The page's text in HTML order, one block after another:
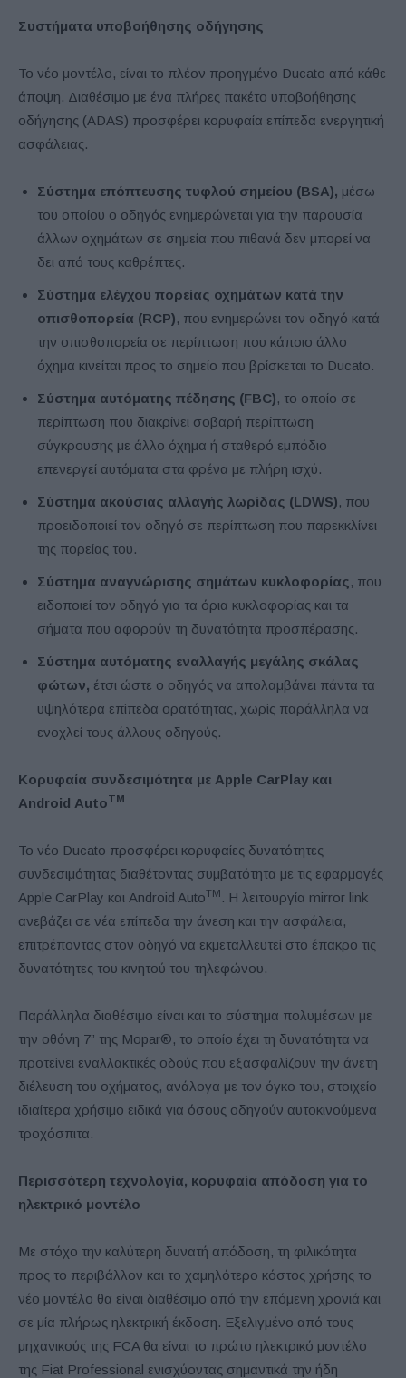
Συστήματα υποβοήθησης οδήγησης
Το νέο μοντέλο, είναι το πλέον προηγμένο Ducato από κάθε
άποψη. Διαθέσιμο με ένα πλήρες πακέτο υποβοήθησης
οδήγησης (ADAS) προσφέρει κορυφαία επίπεδα ενεργητική
ασφάλειας.
Σύστημα επόπτευσης τυφλού σημείου (BSA), μέσω
του οποίου ο οδηγός ενημερώνεται για την παρουσία
άλλων οχημάτων σε σημεία που πιθανά δεν μπορεί να
δει από τους καθρέπτες.
Σύστημα ελέγχου πορείας οχημάτων κατά την
οπισθοπορεία (RCP), που ενημερώνει τον οδηγό κατά
την οπισθοπορεία σε περίπτωση που κάποιο άλλο
όχημα κινείται προς το σημείο που βρίσκεται το Ducato.
Σύστημα αυτόματης πέδησης (FBC), το οποίο σε
περίπτωση που διακρίνει σοβαρή περίπτωση
σύγκρουσης με άλλο όχημα ή σταθερό εμπόδιο
επενεργεί αυτόματα στα φρένα με πλήρη ισχύ.
Σύστημα ακούσιας αλλαγής λωρίδας (LDWS), που
προειδοποιεί τον οδηγό σε περίπτωση που παρεκκλίνει
της πορείας του.
Σύστημα αναγνώρισης σημάτων κυκλοφορίας , που
ειδοποιεί τον οδηγό για τα όρια κυκλοφορίας και τα
σήματα που αφορούν τη δυνατότητα προσπέρασης.
Σύστημα αυτόματης εναλλαγής μεγάλης σκάλας
φώτων, έτσι ώστε ο οδηγός να απολαμβάνει πάντα τα
υψηλότερα επίπεδα ορατότητας, χωρίς παράλληλα να
ενοχλεί τους άλλους οδηγούς.
Κορυφαία συνδεσιμότητα με Apple CarPlay και
Android AutoTM
Το νέο Ducato προσφέρει κορυφαίες δυνατότητες
συνδεσιμότητας διαθέτοντας συμβατότητα με τις εφαρμογές
Apple CarPlay και Android AutoTM . Η λειτουργία mirror link
ανεβάζει σε νέα επίπεδα την άνεση και την ασφάλεια,
επιτρέποντας στον οδηγό να εκμεταλλευτεί στο έπακρο τις
δυνατότητες του κινητού του τηλεφώνου.
Παράλληλα διαθέσιμο είναι και το σύστημα πολυμέσων με
την οθόνη 7” της Mopar®, το οποίο έχει τη δυνατότητα να
προτείνει εναλλακτικές οδούς που εξασφαλίζουν την άνετη
διέλευση του οχήματος, ανάλογα με τον όγκο του, στοιχείο
ιδιαίτερα χρήσιμο ειδικά για όσους οδηγούν αυτοκινούμενα
τροχόσπιτα.
Περισσότερη τεχνολογία, κορυφαία απόδοση για το
ηλεκτρικό μοντέλο
Με στόχο την καλύτερη δυνατή απόδοση, τη φιλικότητα
προς το περιβάλλον και το χαμηλότερο κόστος χρήσης το
νέο μοντέλο θα είναι διαθέσιμο από την επόμενη χρονιά και
σε μία πλήρως ηλεκτρική έκδοση. Εξελιγμένο από τους
μηχανικούς της FCA θα είναι το πρώτο ηλεκτρικό μοντέλο
της Fiat Professional ενισχύοντας σημαντικά την ήδη